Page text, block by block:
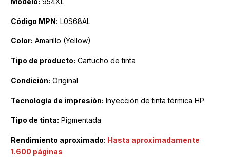
Código MPN: L0S68AL
Color: Amarillo (Yellow)
Tipo de producto: Cartucho de tinta
Condición: Original
Tecnología de impresión: Inyección de tinta térmica HP
Tipo de tinta: Pigmentada
Rendimiento aproximado: Hasta aproximadamente
1.600 páginas